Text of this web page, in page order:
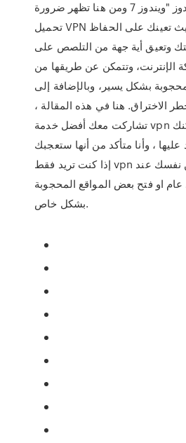
لجميع أنواع الويندوز "ويندوز 7 ومن هنا تظهر ضرورة
تحميل VPN للكمبيوتر مجانا ، حيث تعينك على الحفاظ
وتعيق أية جهة من التلصص على
وتتمكن عن طريقها من
بشكل يسير، وبالإضافة إلى
الاختراق. هنا في هذه المقالة ،
تشاركت معك أفضل خدمة vpn مجانية التي يمكنك
عليها ، وأنا متأكد من أنها ستعجبك
إذا كنت تريد فقط vpn مجاني وسريع لتأمين نفسك عند
او فتح بعض المواقع المحجوبة
بشكل خاص.